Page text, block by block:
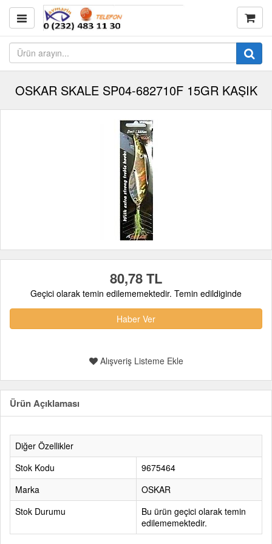
OSKAR SKALE SP04-682710F 15GR KAŞIK
80,78 TL
Geçici olarak temin edilememektedir. Temin edildiginde
Haber Ver
Alışveriş Listeme Ekle
Ürün Açıklaması
Diğer Özellikler
Stok Kodu
9675464
Marka
OSKAR
Stok Durumu
Bu ürün geçici olarak temin
edilememektedir.